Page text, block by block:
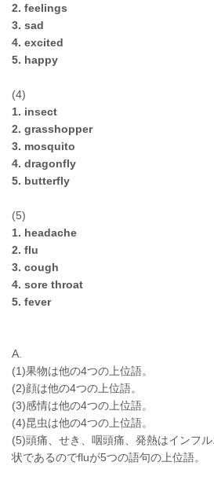
2. feelings
3. sad
4. excited
5. happy
(4)
1. insect
2. grasshopper
3. mosquito
4. dragonfly
5. butterfly
(5)
1. headache
2. flu
3. cough
4. sore throat
5. fever
A.
(1)果物は他の4つの上位語。
(2)顔は他の4つの上位語。
(3)感情は他の4つの上位語。
(4)昆虫は他の4つの上位語。
(5)頭痛、せき、咽頭痛、発熱はインフ
状であるのでfluが5つの語句の上位語。